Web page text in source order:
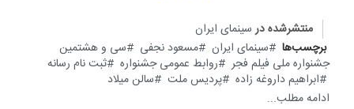
منتشرشده در سینمای ایران
برچسب‌ها
سینمای ایران مسعود نجفی
سی و هشتمین
جشنواره ملی فیلم فجر
روابط عمومی جشنواره
ثبت نام رسانه
ابراهیم داروغه زاده
پردیس ملت
سالن میلاد
ادامه مطلب...